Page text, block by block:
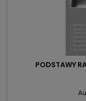
PODSTAWY